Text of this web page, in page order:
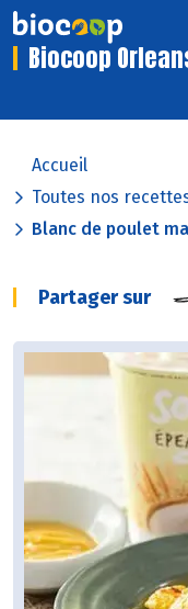
Biocoop
Accueil
Toutes nos
Blanc de poulet
Partager sur